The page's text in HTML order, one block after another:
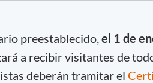
preestablecido, el 1 de
a recibir visitantes de
deberán tramitar el